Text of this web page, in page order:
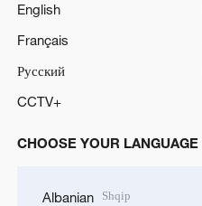
English
Français
Русский
CCTV+
CHOOSE YOUR LANGUAGE
Albanian Shqip